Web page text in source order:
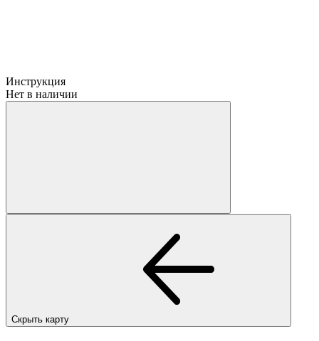
Инструкция
Нет в наличии
Скрыть карту